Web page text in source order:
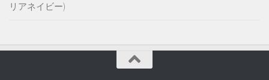
リアネイビー)